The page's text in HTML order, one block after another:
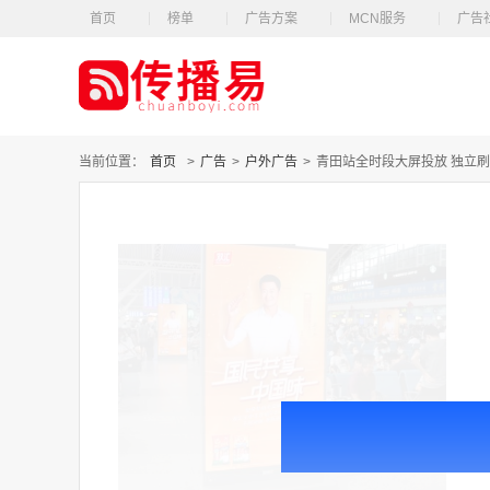
首页 榜单 广告方案 MCN服务 广告
当前位置： 首页 > 广告 > 户外广告 > 青田站全时段大屏投放 独立